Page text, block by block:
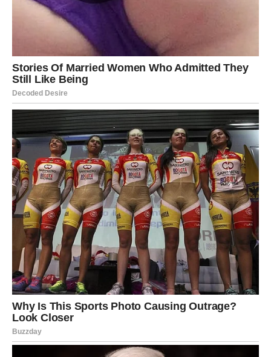
Lav danas dolazi do saznanja koje može promeniti pogled
na partnera ili odnos u kojem se nalaziš, ali to je potrebno
da bi mogao da ideš dalje bez iluzija.
Za zauzete – otvoren razgovor.
Za slobodne – neko pokazuje pravo lice.
DEVICA – TIŠINA KOJA GOVORI
MNOGO
Devica danas može osetiti distancu u odnosu, ali ta tišina
nije slučajna – ona nosi poruku da je vreme za
razmišljanje i preispitivanje.
Za zauzete – potrebno je više razumevanja.
Za slobodne – ne žuri sa odlukama.
VAGA – PORUKA KOJA DONOSI
OSMEH